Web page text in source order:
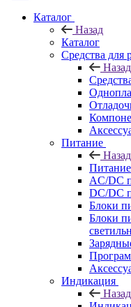
Каталог
Назад
Каталог
Средства для
Назад
Питание
Назад
Питание
AC/DC
DC/DC
Блоки
Блоки
Индикация
Назад